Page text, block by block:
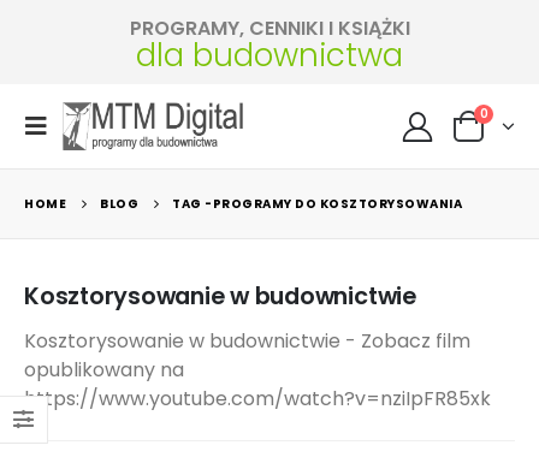
PROGRAMY, CENNIKI I KSIĄŻKI
dla budownictwa
0
HOME BLOG TAG - PROGRAMY DO KOSZTORYSOWANIA
Kosztorysowanie w budownictwie
Kosztorysowanie w budownictwie - Zobacz film
opublikowany na
https://www.youtube.com/watch?v=nziIpFR85xk